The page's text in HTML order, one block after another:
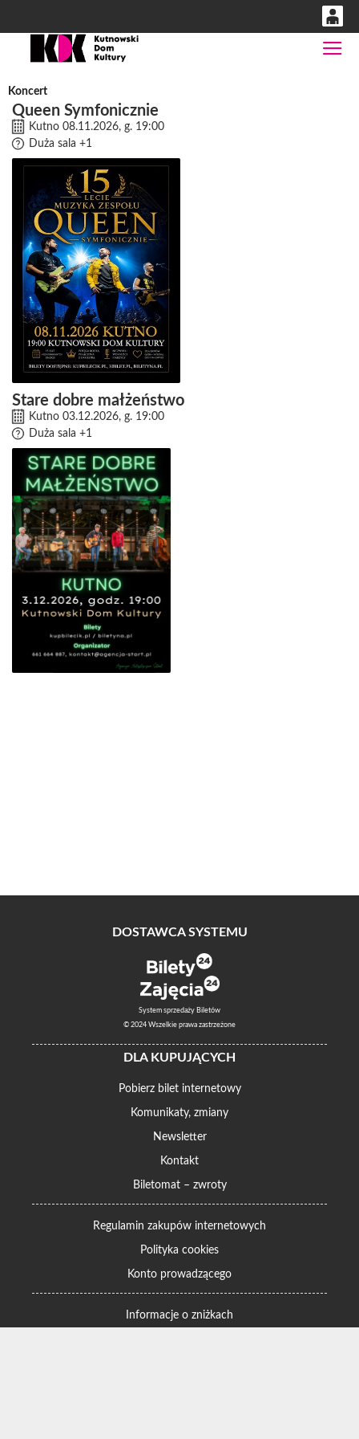
PLN
14 53
Koncert
Queen Symfonicznie
Kutno 08.11.2026, g. 19:00
Duża sala +1
Stare dobre małżeństwo
Kutno 03.12.2026, g. 19:00
Duża sala +1
DOSTAWCA SYSTEMU
System sprzedaży Biletów
© 2024 Wszelkie prawa zastrzeżone
DLA KUPUJĄCYCH
Pobierz bilet internetowy
Komunikaty, zmiany
Newsletter
Kontakt
Biletomat – zwroty
Regulamin zakupów internetowych
Polityka cookies
Konto prowadzącego
Informacje o zniżkach